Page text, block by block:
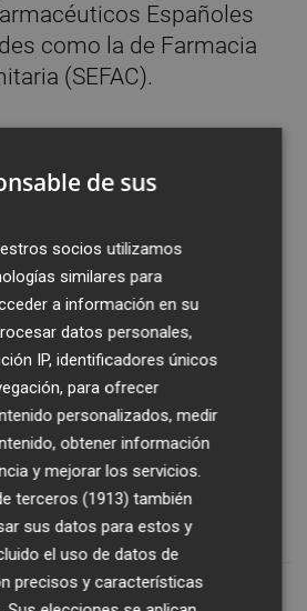
Españoles
como la de Farmacia
(SEFAC).
pueden
la Covid-19 del
otras pruebas,
de glucosa,
autodiagnóstico de
que de este modo se
refuerzo de personal
para realizar tareas de
Un recurso
como para ser
estos momentos".
FARMACIAS
de sus
socios utilizamos
similares para
a información en su
datos personales,
IP, identificadores únicos
para ofrecer
personalizados, medir
obtener información
y mejorar los servicios.
terceros (1913) también
sus datos para estos y
el uso de datos de
precisos y características